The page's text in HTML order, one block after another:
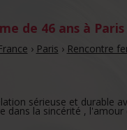
de 46 ansà Paris
› Paris › Rencontre
sérieuse et durable
dans la sincérité , l'amour